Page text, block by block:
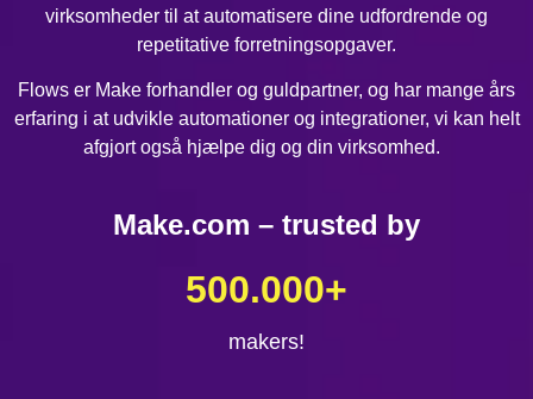
virksomheder til at automatisere dine udfordrende og
repetitative forretningsopgaver.
Flows er Make forhandler og guldpartner, og har mange års
erfaring i at udvikle automationer og integrationer, vi kan helt
afgjort også hjælpe dig og din virksomhed.
Make.com – trusted by
makers!
500.000+